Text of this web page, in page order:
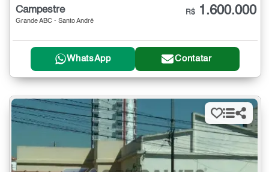
Campestre
Grande ABC - Santo André
R$ 1.600.000
WhatsApp Contatar